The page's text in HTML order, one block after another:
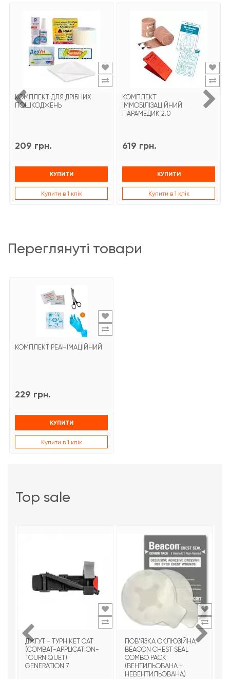
КОМПЛЕКТ ДЛЯ ДРІБНИХ
ПОШКОДЖЕНЬ
209 грн.
КУПИТИ
Купити в 1 клік
КОМПЛЕКТ
ІММОБІЛІЗАЦІЙНИЙ
ПАРАМЕДИК 2.0
619 грн.
КУПИТИ
Купити в 1 клік
переглянуті товари
КОМПЛЕКТ РЕАНІМАЦІЙНИЙ
229 грн.
КУПИТИ
Купити в 1 клік
top sale
ДЖГУТ - ТУРНІКЕТ CAT
(COMBAT-APPLICATION-
TOURNIQUET)
GENERATION 7
ПОВ'ЯЗКА ОКЛЮЗІЙНА
BEACON CHEST SEAL
COMBO PACK
(ВЕНТИЛЬОВАНА +
НЕВЕНТИЛЬОВАНА)